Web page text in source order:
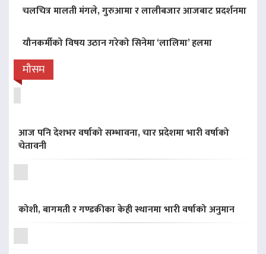
चलचित्र मालती मंगले, गुरुआमा र लालीबजार आजबाट प्रदर्शनमा
यौनकर्मीको विषय उठान गरेको सिनेमा ‘लालिमा’ हलमा
मौसम
आज पनि देशभर वर्षाको सम्भावना, चार प्रदेशमा भारी वर्षाको
चेतावनी
कोशी, बागमती र गण्डकीका केही स्थानमा भारी वर्षाको अनुमान